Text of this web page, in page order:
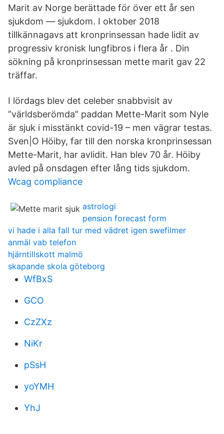
Marit av Norge berättade för över ett år sen
sjukdom — sjukdom. I oktober 2018
tillkännagavs att kronprinsessan hade lidit av
progressiv kronisk lungfibros i flera år . Din
sökning på kronprinsessan mette marit gav 22
träffar.
I lördags blev det celeber snabbvisit av
”världsberömda” paddan Mette-Marit som Nyle
är sjuk i misstänkt covid-19 – men vägrar testas.
Sven|O Höiby, far till den norska kronprinsessan
Mette-Marit, har avlidit. Han blev 70 år. Höiby
avled på onsdagen efter lång tids sjukdom.
Wcag compliance
astrologi
pension forecast form
vi hade i alla fall tur med vädret igen swefilmer
anmäl vab telefon
hjärntillskott malmö
skapande skola göteborg
WfBxS
GCO
CzZXz
NiKr
pSsH
yoYMH
YhJ